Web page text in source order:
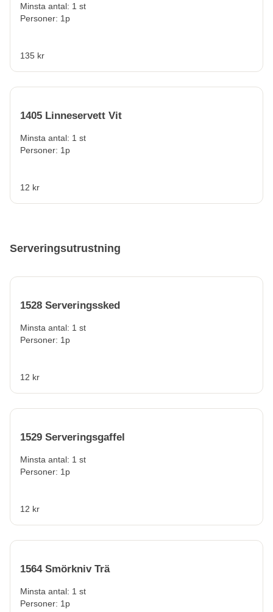
Minsta antal: 1 st
Personer: 1p
135 kr
1405 Linneservett Vit
Minsta antal: 1 st
Personer: 1p
12 kr
Serveringsutrustning
1528 Serveringssked
Minsta antal: 1 st
Personer: 1p
12 kr
1529 Serveringsgaffel
Minsta antal: 1 st
Personer: 1p
12 kr
1564 Smörkniv Trä
Minsta antal: 1 st
Personer: 1p